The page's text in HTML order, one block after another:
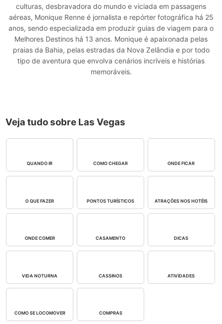
culturas, desbravadora do mundo e viciada em passagens
aéreas, Monique Renne é jornalista e repórter fotográfica há 25
anos, sendo especializada em produzir guias de viagem para o
Melhores Destinos há 13 anos. Monique é apaixonada pelas
praias da Bahia, pelas estradas da Nova Zelândia e por todo
tipo de aventura que envolva cenários incríveis e histórias
memoráveis.
Veja tudo sobre Las Vegas
QUANDO IR COMO CHEGAR ONDE FICAR
O QUE FAZER PONTOS TURÍSTICOS ATRAÇÕES NOS HOTÉIS
ONDE COMER CASAMENTO DICAS
VIDA NOTURNA CASSINOS ATIVIDADES
COMO SE LOCOMOVER COMPRAS